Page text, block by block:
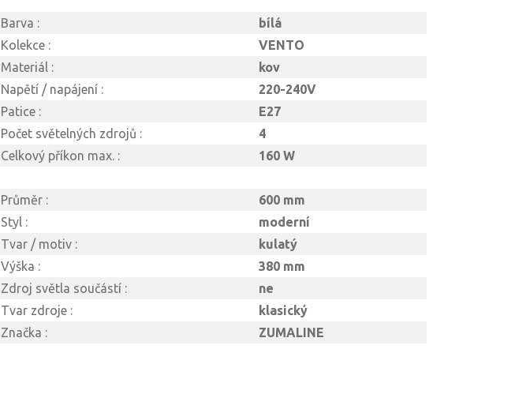
Barva :
bílá
Kolekce :
VENTO
Materiál :
kov
Napětí / napájení :
220-240V
Patice :
E27
Počet světelných zdrojů :
4
Celkový příkon max. :
160 W
Průměr :
600 mm
Styl :
moderní
Tvar / motiv :
kulatý
Výška :
380 mm
Zdroj světla součástí :
ne
Tvar zdroje :
klasický
Značka :
ZUMALINE